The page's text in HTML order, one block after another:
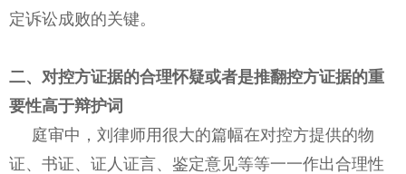
定诉讼成败的关键。
二、对控方证据的合理怀疑或者是推翻控方证据的重
要性高于辩护词
庭审中，刘律师用很大的篇幅在对控方提供的物
证、书证、证人证言、鉴定意见等等一一作出合理性